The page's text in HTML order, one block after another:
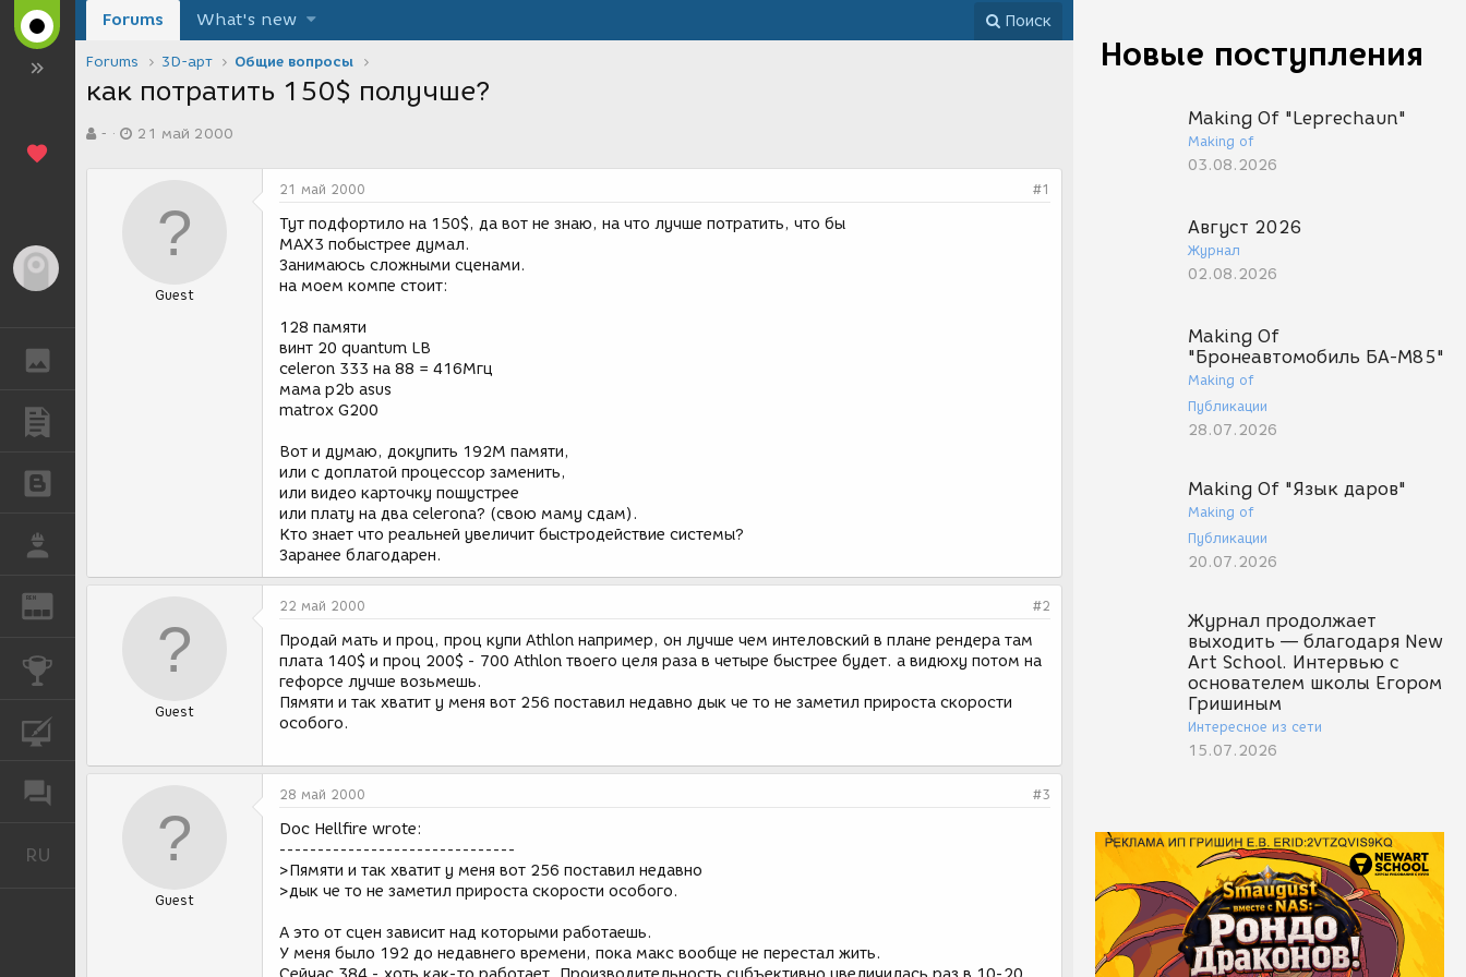
REN
RU
Новые поступления
Making Of "Leprechaun"
Making of
03.08.2026
Август 2026
Журнал
02.08.2026
Making Of
"Бронеавтомобиль БА-М85"
Making of
Публикации
28.07.2026
Making Of "Язык даров"
Making of
Публикации
20.07.2026
Журнал продолжает
выходить — благодаря New
Art School. Интервью с
основателем школы Егором
Гришиным
Интересное из сети
15.07.2026
Forums What's new Поиск
Forums 3D-арт Общие вопросы
как потратить 150$ получше?
в-
а
21 май 2000
Guest
21 май 2000 #1
Тут подфортило на 150$, да вот не знаю, на что лучше потратить, что бы
MAX3 побыстрее думал.
Занимаюсь сложными сценами.
на моем компе стоит:
128 памяти
винт 20 quantum LB
celeron 333 на 88 = 416Мгц
мама p2b asus
matrox G200
Вот и думаю, докупить 192M памяти,
или с доплатой процессор заменить,
или видео карточку пошустрее
или плату на два celerona? (свою маму сдам).
Кто знает что реальней увеличит быстродействие системы?
Заранее благодарен.
Guest
22 май 2000 #2
Продай мать и проц, проц купи Athlon например, он лучше чем интеловский в плане рендера там
плата 140$ и проц 200$ - 700 Athlon твоего целя раза в четыре быстрее будет. а видюху потом на
гефорсе лучше возьмешь.
Пямяти и так хватит у меня вот 256 поставил недавно дык че то не заметил прироста скорости
особого.
Guest
28 май 2000 #3
Doc Hellfire wrote:
-------------------------------
>Пямяти и так хватит у меня вот 256 поставил недавно
>дык че то не заметил прироста скорости особого.
А это от сцен зависит над которыми работаешь.
У меня было 192 до недавнего времени, пока макс вообще не перестал жить.